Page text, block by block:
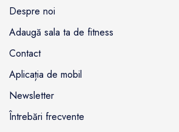
Despre noi
Adaugă sala ta de fitness
Contact
Aplicația de mobil
Newsletter
Întrebări frecvente